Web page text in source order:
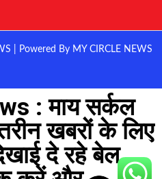
| Powered By MY CIRCLE NEWS
: माय सर्कल
खबरों के लिए
दे रहे बेल